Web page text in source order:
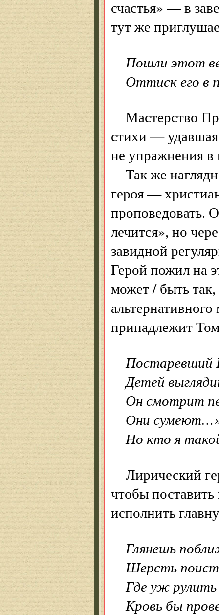
счастья» — в
тут же
Пошли этот
Оттиск его в
Мастерство
стихи —
не упражнения
Так же
героя —
проповедовать.
лечится», но
завидной
Герой пожил на
может / быть
принадлежит
Постаревший
Детей
Он смотрит
Они
Но кто я
Лирический
чтобы
исполнить
Глянешь
Шерсть
Где уж
Кровь бы